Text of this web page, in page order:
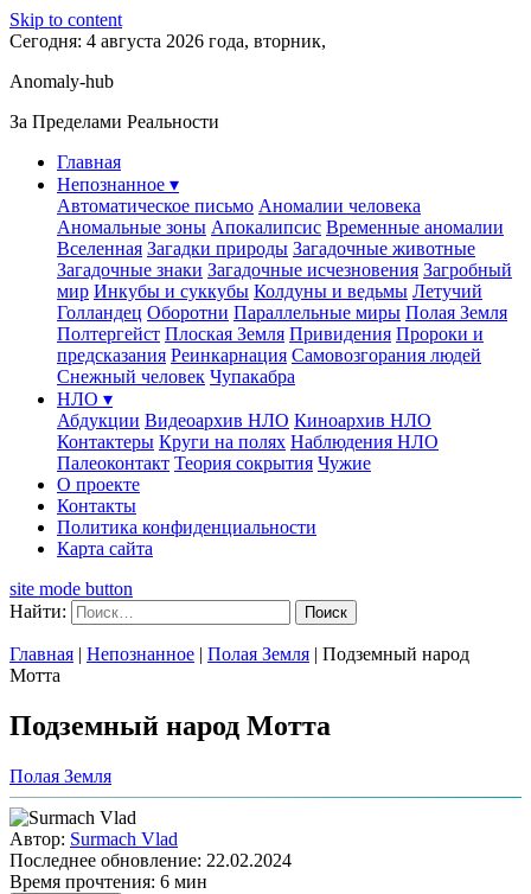
Skip to content
Сегодня: 4 августа 2026 года, вторник,
Anomaly-hub
За Пределами Реальности
Главная
Непознанное ▾
Автоматическое письмо Аномалии человека
Аномальные зоны Апокалипсис Временные аномалии
Вселенная Загадки природы Загадочные животные
Загадочные знаки Загадочные исчезновения Загробный
мир Инкубы и суккубы Колдуны и ведьмы Летучий
Голландец Оборотни Параллельные миры Полая Земля
Полтергейст Плоская Земля Привидения Пророки и
предсказания Реинкарнация Самовозгорания людей
Снежный человек Чупакабра
НЛО ▾
Абдукции Видеоархив НЛО Киноархив НЛО
Контактеры Круги на полях Наблюдения НЛО
Палеоконтакт Теория сокрытия Чужие
О проекте
Контакты
Политика конфиденциальности
Карта сайта
site mode button
Найти:
Главная | Непознанное | Полая Земля | Подземный народ
Мотта
Подземный народ Мотта
Полая Земля
Автор: Surmach Vlad
Последнее обновление: 22.02.2024
Время прочтения: 6 мин